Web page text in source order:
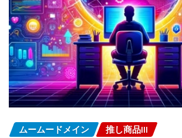
ムームードメイン 推し商品III